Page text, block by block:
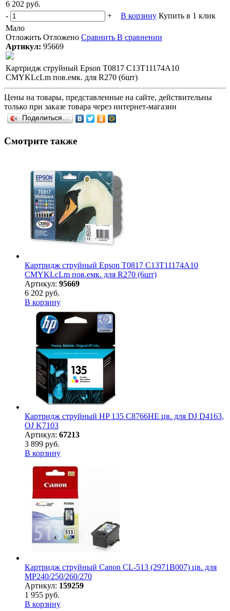
6 202 руб.
-
+ В корзину Купить в 1 клик
Мало
Отложить Отложено Сравнить В сравнении
Артикул: 95669
Картридж струйный Epson T0817 C13T11174A10
CMYKLcLm пов.емк. для R270 (6шт)
Цены на товары, представленные на сайте, действительны
только при заказе товара через интернет-магазин
Поделиться…
Смотрите также
Картридж струйный Epson T0817 C13T11174A10
CMYKLcLm пов.емк. для R270 (6шт)
Артикул: 95669
6 202 руб.
В корзину
Картридж струйный HP 135 C8766HE цв. для DJ D4163,
OJ K7103
Артикул: 67213
3 899 руб.
В корзину
Картридж струйный Canon CL-513 (2971B007) цв. для
MP240/250/260/270
Артикул: 159259
1 955 руб.
В корзину